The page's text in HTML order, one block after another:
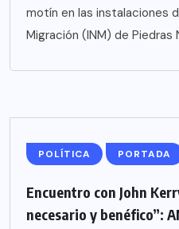
motín en las instalaciones
Migración (INM) de Piedras
POLÍTICA PORTADA
Encuentro con John
necesario y benéfico”: